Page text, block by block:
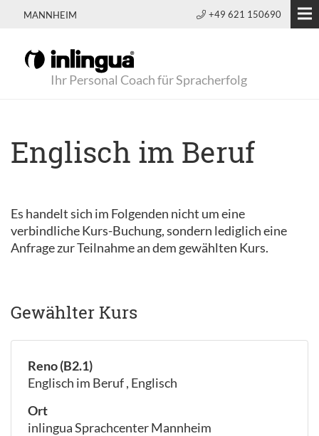
MANNHEIM +49 621 150690
Ihr Personal Coach für Spracherfolg
Englisch im Beruf
Es handelt sich im Folgenden nicht um eine
verbindliche Kurs-Buchung, sondern lediglich eine
Anfrage zur Teilnahme an dem gewählten Kurs.
Gewählter Kurs
Reno (B2.1)
Englisch im Beruf , Englisch
Ort
inlingua Sprachcenter Mannheim